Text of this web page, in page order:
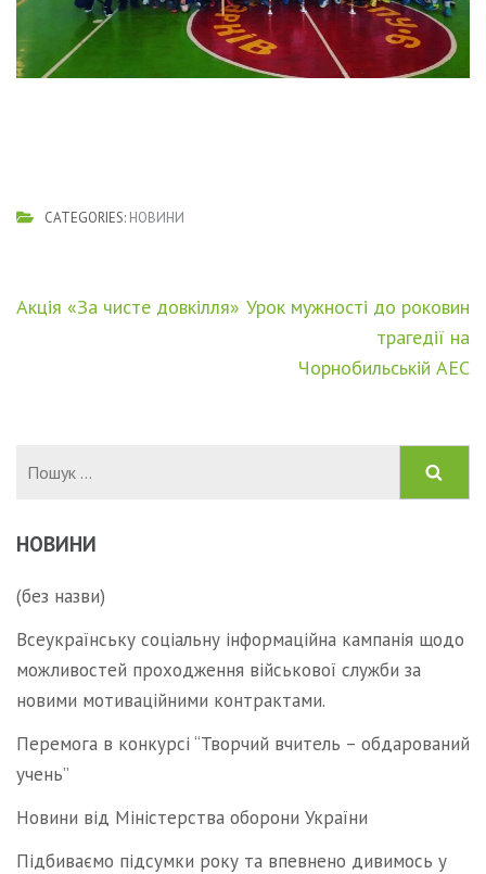
CATEGORIES: НОВИНИ
Навігація
Акція «За чисте довкілля» Урок мужності до роковин
трагедії на
Чорнобильській АЕС
НОВИНИ
(без назви)
Всеукраїнську соціальну інформаційна кампанія щодо
можливостей проходження військової служби за
новими мотиваційними контрактами.
Перемога в конкурсі “Творчий вчитель – обдарований
учень”
Новини від Міністерства оборони України
Підбиваємо підсумки року та впевнено дивимось у